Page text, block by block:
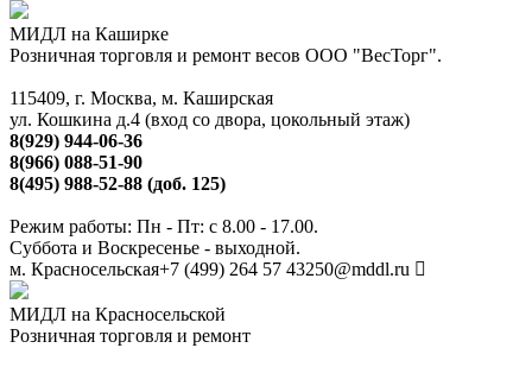
МИДЛ на Каширке
Розничная торговля и ремонт весов ООО "ВесТорг".
115409, г. Москва, м. Каширская
ул. Кошкина д.4 (вход со двора, цокольный этаж)
8(929) 944-06-36
8(966) 088-51-90
8(495) 988-52-88 (доб. 125)
Режим работы: Пн - Пт: с 8.00 - 17.00.
Суббота и Воскресенье - выходной.
м. Красносельская+7 (499) 264 57 43250@mddl.ru
МИДЛ на Красносельской
Розничная торговля и ремонт